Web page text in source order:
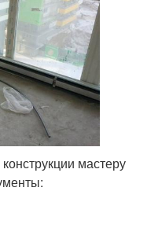
мастеру